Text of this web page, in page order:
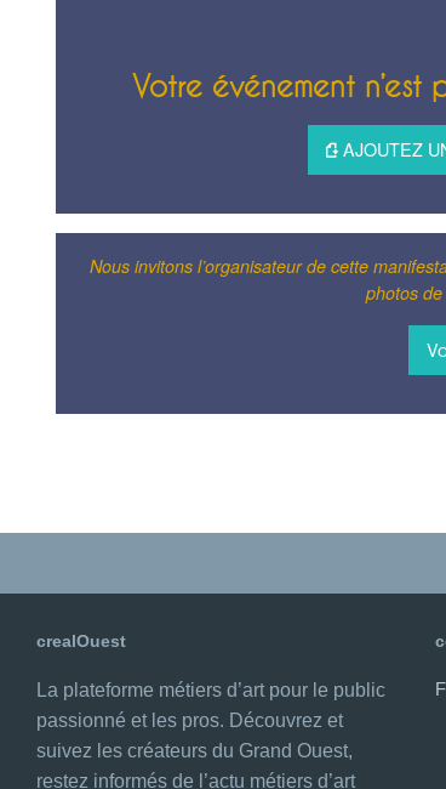
Votre événement
AJOUTEZ
Nous invitons l’organisateur de cette
photos de
crealOuest
La plateforme métiers d’art pour le public
passionné et les pros. Découvrez et
suivez les créateurs du Grand Ouest,
restez informés de l’actu métiers d’art